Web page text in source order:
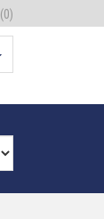
(0)